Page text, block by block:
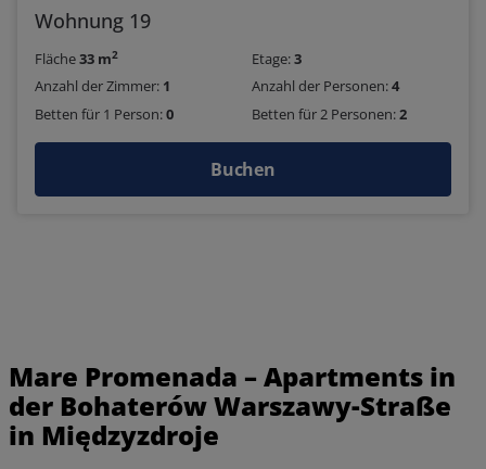
Wohnung 19
Fläche33 m2 Etage:3
Anzahl der Zimmer: 1 Anzahl der Personen:4
Betten für 1 Person:0 Betten für 2 Personen:2
Buchen
Mare Promenada – Apartments in
der Bohaterów Warszawy-Straße
in Międzyzdroje